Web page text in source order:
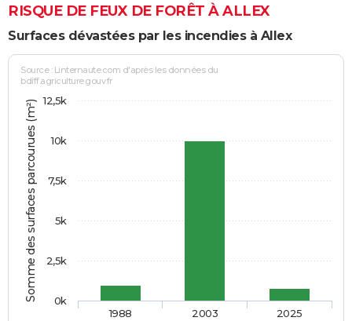
RISQUE DE FEUX DE FORÊT À ALLEX
Surfaces dévastées par les incendies à Allex
Somme des surfaces parcourues (m²)
Source : Linternaute.com d'après les données du
bdiff.agriculture.gouv.fr
1988 2003 2025
0k
2,5k
5k
7,5k
10k
12,5k